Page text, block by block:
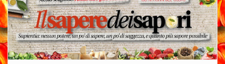
gustogustogusto